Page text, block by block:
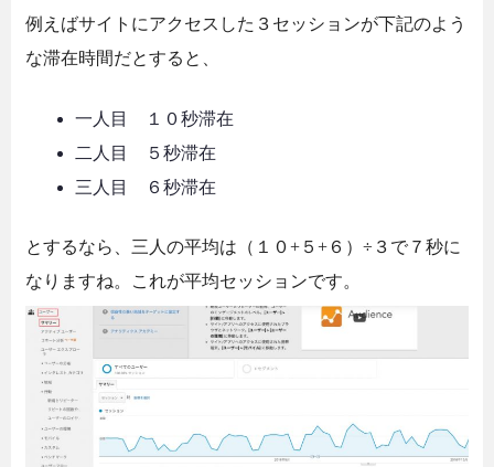
例えばサイトにアクセスした３セッションが下記のよう
な滞在時間だとすると、
一人目 １０秒滞在
二人目 ５秒滞在
三人目 ６秒滞在
とするなら、三人の平均は（１０+５+６）÷３で７秒に
なりますね。これが平均セッションです。